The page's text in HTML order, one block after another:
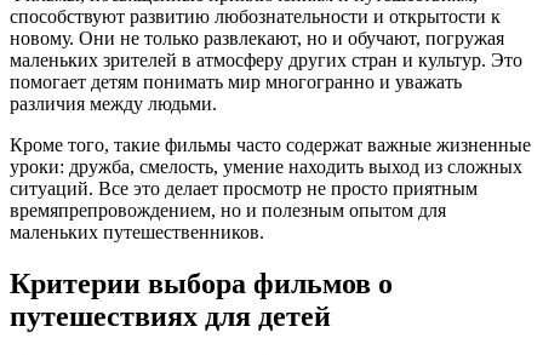
способствуют развитию любознательности и открытости к
новому. Они не только развлекают, но и обучают, погружая
маленьких зрителей в атмосферу других стран и культур. Это
помогает детям понимать мир многогранно и уважать
различия между людьми.
Кроме того, такие фильмы часто содержат важные жизненные
уроки: дружба, смелость, умение находить выход из сложных
ситуаций. Все это делает просмотр не просто приятным
времяпрепровождением, но и полезным опытом для
маленьких путешественников.
Критерии выбора фильмов о
путешествиях для детей